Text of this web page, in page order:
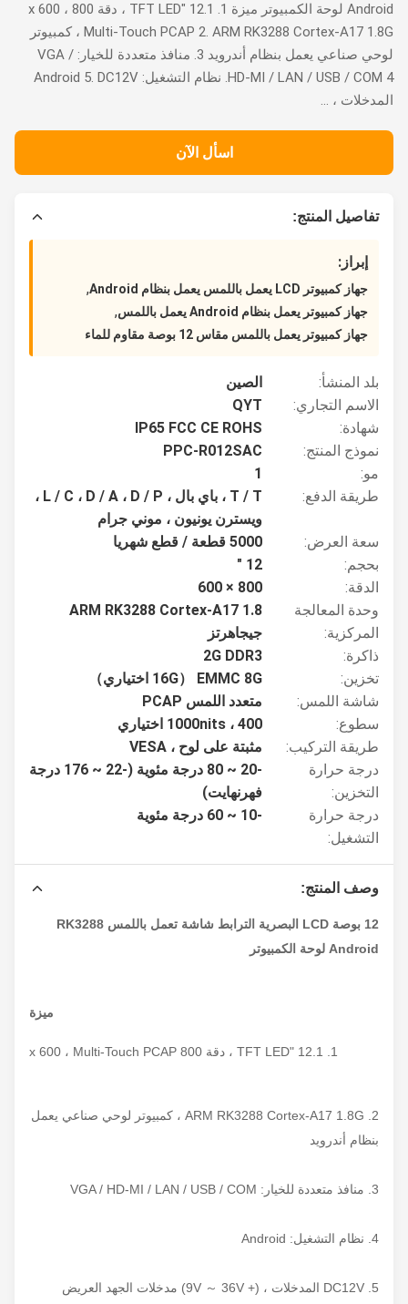
Android لوحة الكمبيوتر ميزة 1. 12.1 "TFT LED ، دقة 800 x 600 ،
Multi-Touch PCAP 2. ARM RK3288 Cortex-A17 1.8G ، كمبيوتر
لوحي صناعي يعمل بنظام أندرويد 3. منافذ متعددة للخيار: VGA /
HD-MI / LAN / USB / COM 4. نظام التشغيل: Android 5. DC12V
، ...
اسأل الآن
تفاصيل المنتج:
إبراز:
جهاز كمبيوتر LCD يعمل باللمس يعمل بنظام Android ,
جهاز كمبيوتر يعمل بنظام Android يعمل باللمس ,
جهاز كمبيوتر يعمل باللمس مقاس 12 بوصة مقاوم للماء
بلد المنشأ:
الصين
الاسم التجاري:
شهادة:
IP65 FCC CE ROHS
نموذج المنتج:
PPC-R012SAC
طريقة الدفع:
T / T ، باي بال ، L / C ، D / A ، D / P ،
ويسترن يونيون ، موني جرام
سعة العرض:
5000 قطعة / قطع شهريا
بحجم:
الدقة:
وحدة المعالجة
المركزية:
ARM RK3288 Cortex-A17 1.8
جيجاهرتز
ذاكرة:
2G DDR3
تخزين:
EMMC 8G （16G اختياري）
شاشة اللمس:
متعدد اللمس PCAP
سطوع:
طريقة التركيب:
مثبتة على لوح ، VESA
درجة حرارة
التخزين:
-20 ~ 80 درجة مئوية (-22 ~ 176 درجة
فهرنهايت)
درجة حرارة
التشغيل:
وصف المنتج:
12 بوصة LCD البصرية الترابط شاشة تعمل باللمس RK3288
Android لوحة الكمبيوتر
2. ARM RK3288 Cortex-A17 1.8G ، كمبيوتر لوحي صناعي يعمل
بنظام أندرويد
5. DC12V المدخلات ، (+ 9V ～ 36V) مدخلات الجهد العريض